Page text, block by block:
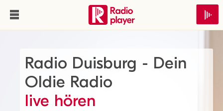
Radio Duisburg - Dein
Oldie Radio
live hören